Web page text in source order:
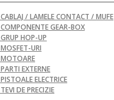
CABLAJ / LAMELE CONTACT / MUFE
COMPONENTE GEAR-BOX
GRUP HOP-UP
MOSFET-URI
MOTOARE
PARTI EXTERNE
PISTOALE ELECTRICE
TEVI DE PRECIZIE